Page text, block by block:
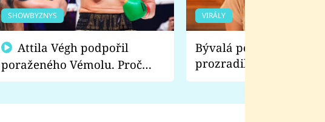
SHOWBYZNYS
poraženého Vémolu. Proč
chce raději zápasit s ním než
VIRÁLY
Bývalá pornoherečka
prozradila, co ji
natáčení Euforie.